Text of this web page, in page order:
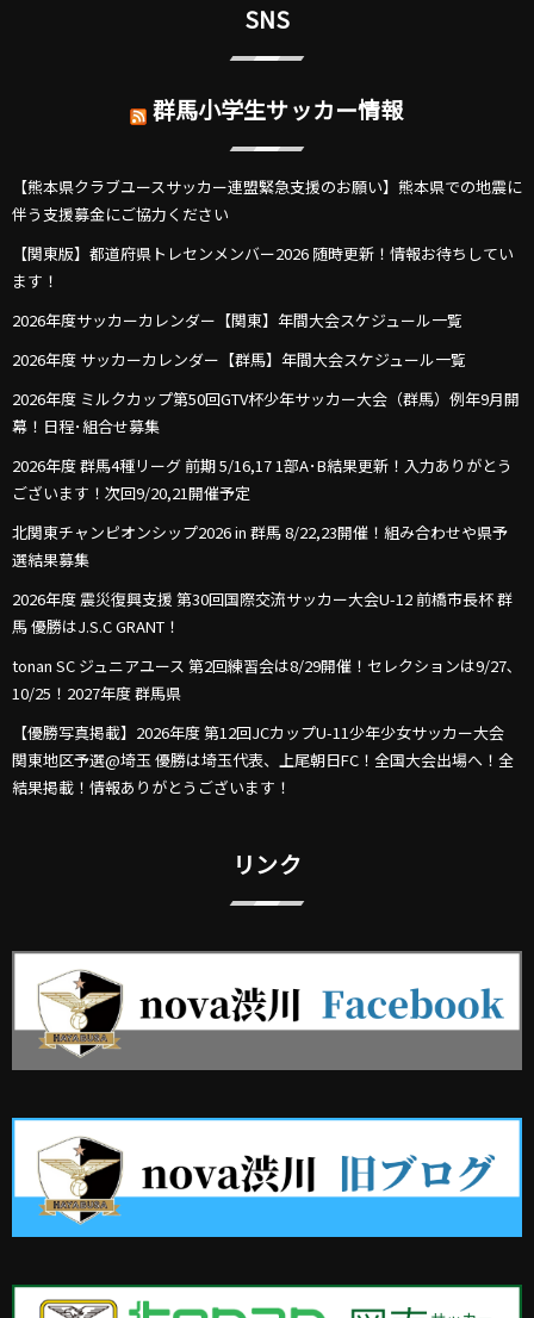
SNS
群馬小学生サッカー情報
【熊本県クラブユースサッカー連盟緊急支援のお願い】熊本県での地震に
伴う支援募金にご協力ください
【関東版】都道府県トレセンメンバー2026 随時更新！情報お待ちしてい
ます！
2026年度サッカーカレンダー【関東】年間大会スケジュール一覧
2026年度 サッカーカレンダー【群馬】年間大会スケジュール一覧
2026年度 ミルクカップ第50回GTV杯少年サッカー大会（群馬）例年9月開
幕！日程･組合せ募集
2026年度 群馬4種リーグ 前期 5/16,17 1部A･B結果更新！入力ありがとう
ございます！次回9/20,21開催予定
北関東チャンピオンシップ2026 in 群馬 8/22,23開催！組み合わせや県予
選結果募集
2026年度 震災復興支援 第30回国際交流サッカー大会U-12 前橋市長杯 群
馬 優勝はJ.S.C GRANT！
tonan SC ジュニアユース 第2回練習会は8/29開催！セレクションは9/27､
10/25！2027年度 群馬県
【優勝写真掲載】2026年度 第12回JCカップU-11少年少女サッカー大会
関東地区予選@埼玉 優勝は埼玉代表、上尾朝日FC！全国大会出場へ！全
結果掲載！情報ありがとうございます！
リンク